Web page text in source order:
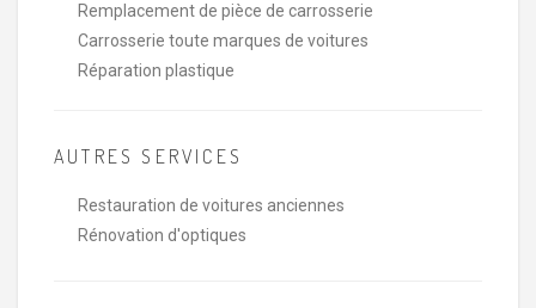
Remplacement de pièce de carrosserie
Carrosserie toute marques de voitures
Réparation plastique
AUTRES SERVICES
Restauration de voitures anciennes
Rénovation d'optiques